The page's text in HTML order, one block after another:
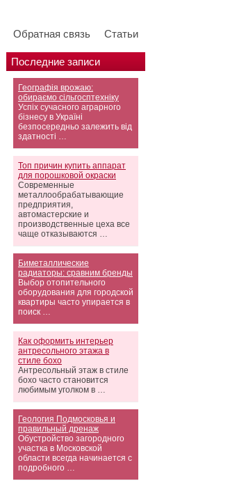
Обратная связь Статьи
Последние записи
Географія врожаю:
обираємо сільгосптехніку
Успіх сучасного аграрного
бізнесу в Україні
безпосередньо залежить від
здатності …
Топ причин купить аппарат
для порошковой окраски
Современные
металлообрабатывающие
предприятия,
автомастерские и
производственные цеха все
чаще отказываются …
Биметаллические
радиаторы: сравним бренды
Выбор отопительного
оборудования для городской
квартиры часто упирается в
поиск …
Как оформить интерьер
антресольного этажа в
стиле бохо
Антресольный этаж в стиле
бохо часто становится
любимым уголком в …
Геология Подмосковья и
правильный дренаж
Обустройство загородного
участка в Московской
области всегда начинается с
подробного …